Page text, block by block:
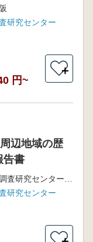
研究センター
円~
＋
辺地域の歴
告書
研究センター